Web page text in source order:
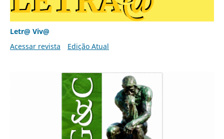
Letr@ Viv@
Acessar revista
Edição Atual